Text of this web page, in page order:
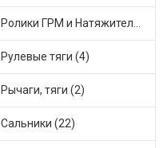
Ролики ГРМ и Натяжители (14)
Рулевые тяги (4)
Рычаги, тяги (2)
Сальники (22)